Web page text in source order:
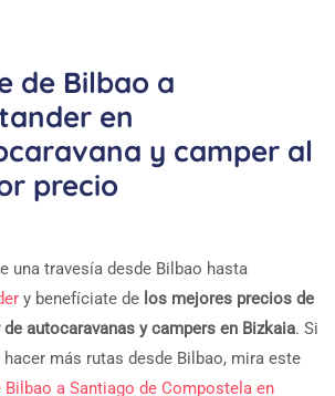
de Bilbao a
en
y camper al
precio
una travesía desde Bilbao hasta
y benefíciate de los mejores precios de
autocaravanas y campers en Bizkaia. Si
más rutas desde Bilbao, mira este
Bilbao a Santiago de Compostela en